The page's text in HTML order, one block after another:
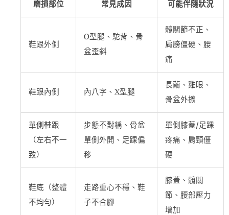
磨損部位 常見成因 可能伴隨狀況
鞋跟外側
O型腿、駝背、骨
盆歪斜
髖關節不正、
肩膀僵硬、腰
痛
鞋跟內側 內八字、X型腿
長繭、雞眼、
骨盆外擴
單側鞋跟
（左右不一
致）
步態不對稱、骨盆
單側外開、足踝偏
移
單側膝蓋/足踝
疼痛、肩頸僵
硬
鞋底（整體
不均勻）
走路重心不穩、鞋
子不合腳
膝蓋、髖關
節、腰部壓力
增加